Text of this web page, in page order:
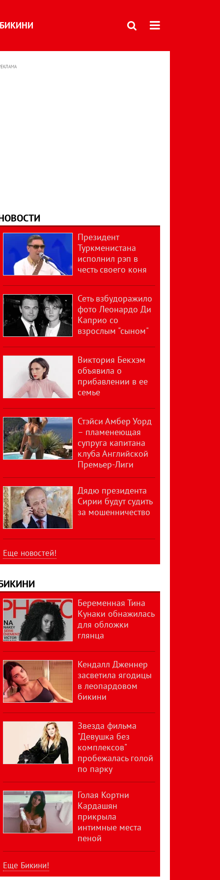
БИКИНИ
Президент
Туркменистана
исполнил рэп в
честь своего коня
Сеть взбудоражило
фото Леонардо Ди
Каприо со
взрослым "сыном"
Виктория Бекхэм
объявила о
прибавлении в ее
семье
Стэйси Амбер Уорд
– пламенеющая
супруга капитана
клуба Английской
Премьер-Лиги
Дядю президента
Сирии будут судить
за мошенничество
Еще новостей!
Беременная Тина
Кунаки обнажилась
для обложки
глянца
Кендалл Дженнер
засветила ягодицы
в леопардовом
бикини
Звезда фильма
"Девушка без
комплексов"
пробежалась голой
по парку
Голая Кортни
Кардашян
прикрыла
интимные места
пеной
Еще Бикини!